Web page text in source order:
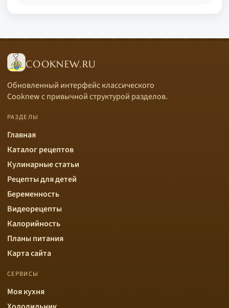
COOKNEW.RU
Обновленный интерфейс классического
Cooknew с привычной структурой разделов.
РАЗДЕЛЫ
Главная
Каталог рецептов
Кулинарные статьи
Рецепты для детей
Беременность
Видеорецепты
Калорийность
Планы питания
Карта сайта
СЕРВИСЫ
Моя кухня